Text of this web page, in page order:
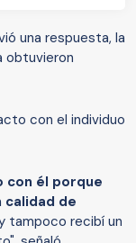
una respuesta, la
obtuvieron
con el individuo
con él porque
calidad de
tampoco recibí un